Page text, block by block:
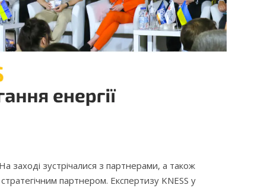
заході зустрічалися з партнерами, а також
партнером. Експертизу KNESS у